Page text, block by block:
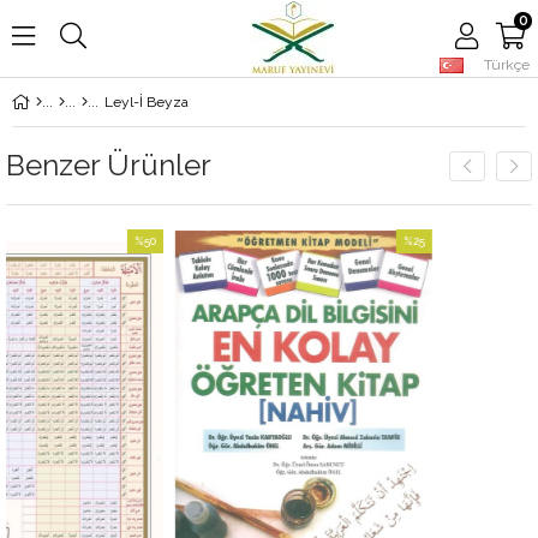
Türkçe
0
Leyl-İ Beyza
Benzer Ürünler
İndirim
%50İndirim
%25
İndirim
%25İndirim